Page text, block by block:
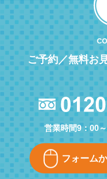
ご予約／無料お
営業時間9：00
フォーム